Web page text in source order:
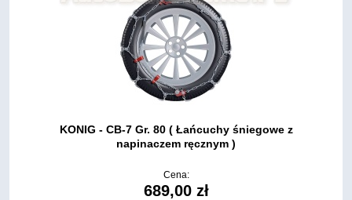
KONIG - CB-7 Gr. 80 ( Łańcuchy śniegowe z
napinaczem ręcznym )
Cena:
689,00 zł